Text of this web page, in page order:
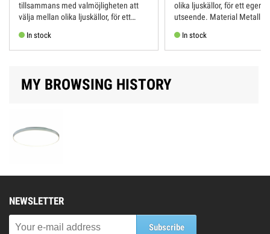
tillsammans med valmöjligheten att
välja mellan olika ljuskällor, för ett
In stock
olika ljuskällor, för ett
utseende. Material Metall Sockel E27
In stock
MY BROWSING HISTORY
NEWSLETTER
Subscribe